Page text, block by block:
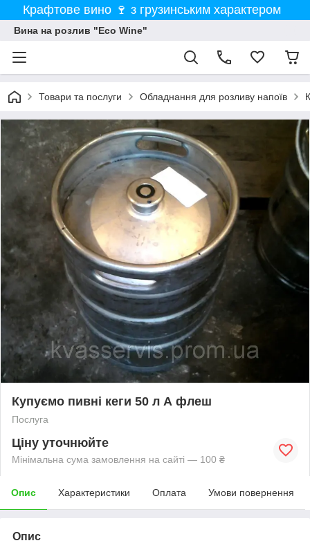
Крафтове вино 🍷 з грузинським характером
Вина на розлив "Eco Wine"
Товари та послуги Обладнання для розливу напоїв
Купуємо пивні кеги 50 л А флеш
Послуга
Ціну уточнюйте
Мінімальна сума замовлення на сайті — 100 ₴
Опис Характеристики Оплата Умови повернення
Опис